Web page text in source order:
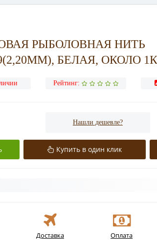
РЫБОЛОВНАЯ НИТЬ
БЕЛАЯ, ОКОЛО
Рейтинг:
Нашли дешевле?
Купить в один клик
Доставка Оплата